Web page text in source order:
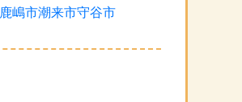
鹿嶋市潮来市守谷市